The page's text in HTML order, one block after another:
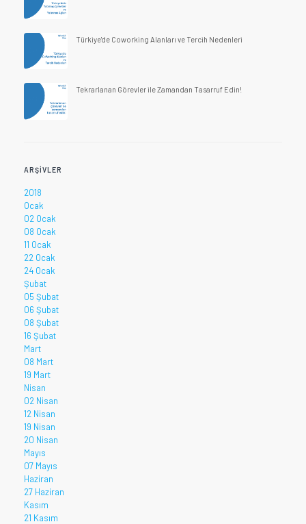
Türkiye'de Coworking Alanları ve Tercih Nedenleri
Tekrarlanan Görevler ile Zamandan Tasarruf Edin!
ARŞIVLER
2018
Ocak
02 Ocak
08 Ocak
11 Ocak
22 Ocak
24 Ocak
Şubat
05 Şubat
06 Şubat
08 Şubat
16 Şubat
Mart
08 Mart
19 Mart
Nisan
02 Nisan
12 Nisan
19 Nisan
20 Nisan
Mayıs
07 Mayıs
Haziran
27 Haziran
Kasım
21 Kasım